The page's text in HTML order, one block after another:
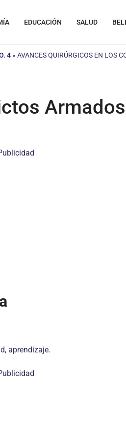
EDUCACIÓN SALUD
4 » AVANCES QUIRÚRGICOS EN LOS
Armados
aprendizaje.